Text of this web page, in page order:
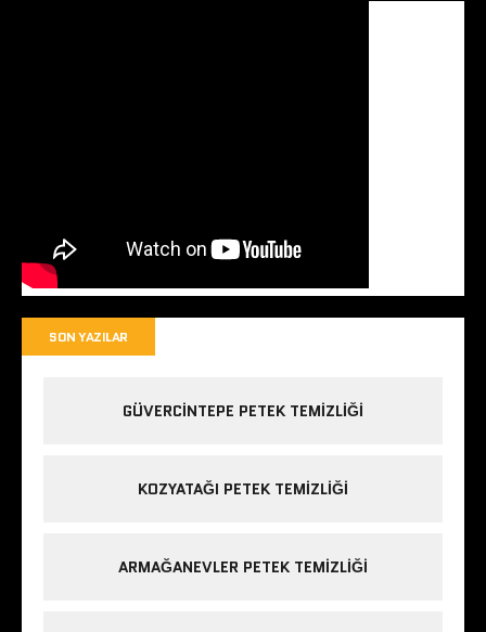
SON YAZILAR
GÜVERCINTEPE PETEK TEMIZLIĞI
KOZYATAĞI PETEK TEMIZLIĞI
ARMAĞANEVLER PETEK TEMIZLIĞI